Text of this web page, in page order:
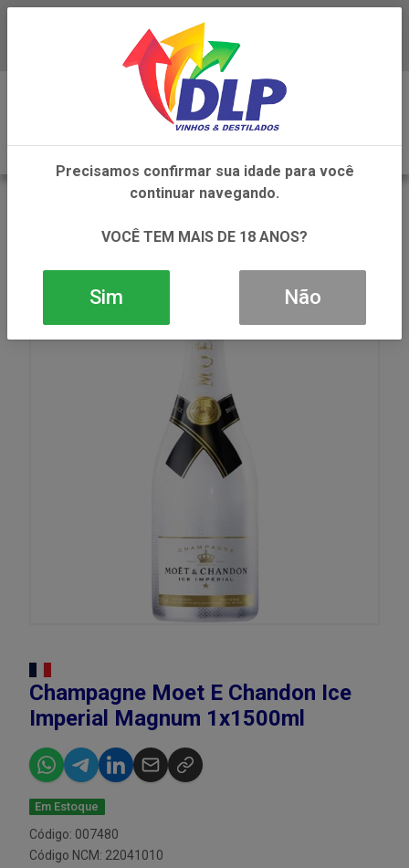
Baixe já o APP da DLP Vinhos
MAGNUM 1X1500ML
Champagne Moet E Chandon Ice
Imperial Magnum 1x1500ml
Em Estoque
Código: 007480
Código NCM: 22041010
Precisamos confirmar sua idade para você
continuar navegando.
VOCÊ TEM MAIS DE 18 ANOS?
Sim Não